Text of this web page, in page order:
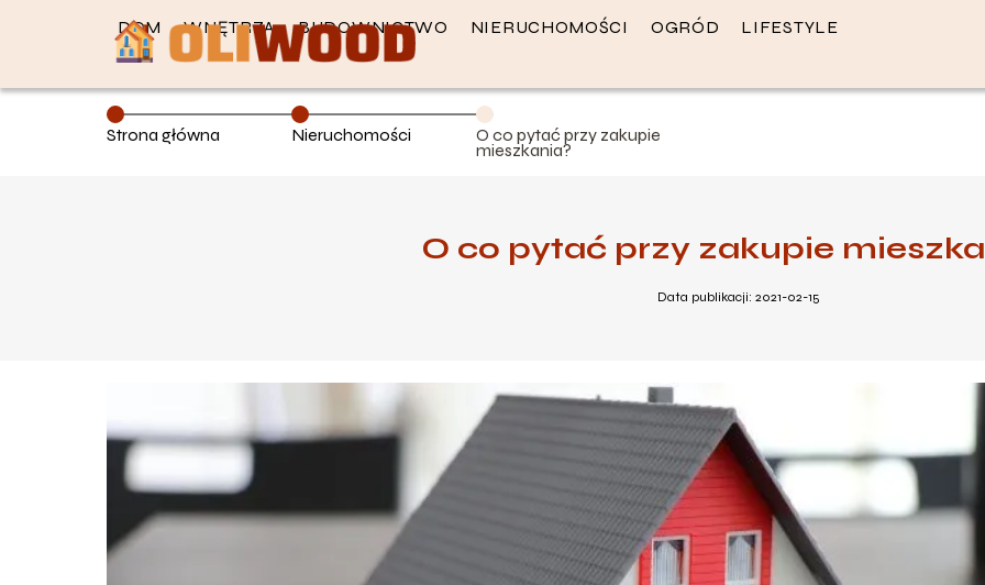
DOM WNĘTRZA BUDOWNICTWO NIERUCHOMOŚCI OGRÓD LIFESTYLE
Strona główna Nieruchomości O co pytać przy zakupie
mieszkania?
O co pytać przy zakupie
Data publikacji: 2021-02-15